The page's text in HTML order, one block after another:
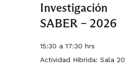
Investigación
SABER – 2026
15:30 a 17:30 hrs
Actividad Hibrida: Sala